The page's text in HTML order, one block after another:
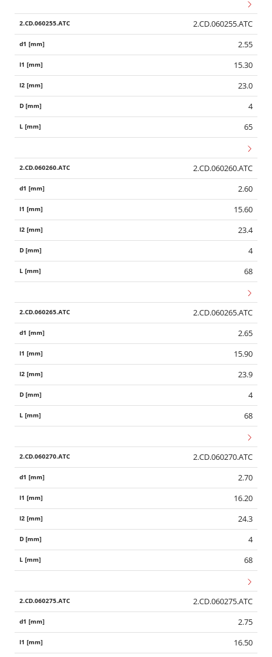
2.CD.060255.ATC
2.55
15.30
23.0
4
65
2.CD.060260.ATC
2.60
15.60
23.4
4
68
2.CD.060265.ATC
2.65
15.90
23.9
4
68
2.CD.060270.ATC
2.70
16.20
24.3
4
68
2.CD.060275.ATC
2.75
16.50